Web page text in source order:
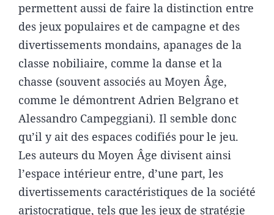
permettent aussi de faire la distinction entre
des jeux populaires et de campagne et des
divertissements mondains, apanages de la
classe nobiliaire, comme la danse et la
chasse (souvent associés au Moyen Âge,
comme le démontrent Adrien Belgrano et
Alessandro Campeggiani). Il semble donc
qu’il y ait des espaces codifiés pour le jeu.
Les auteurs du Moyen Âge divisent ainsi
l’espace intérieur entre, d’une part, les
divertissements caractéristiques de la société
aristocratique, tels que les jeux de stratégie